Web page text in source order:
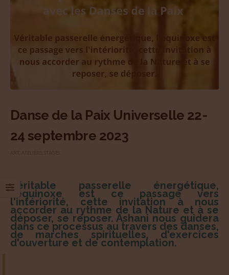
Danse de la Paix Universelle 22-
24 septembre 2023
Véritable passerelle énergétique,
l'équinoxe est ce passage vers
l'intériorité, cette invitation à nous
accorder au rythme de la Nature et à se
déposer, se reposer. Ashani nous guidera
dans ce processus au travers des danses,
de marches spirituelles, d'exercices
d'ouverture et de contemplation.